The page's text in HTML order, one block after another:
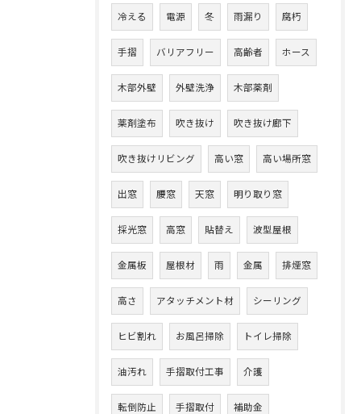
冷える 電源 冬 雨漏り 腐朽
手摺 バリアフリー 高齢者 ホース
木部外壁 外壁洗浄 木部薬剤
薬剤塗布 吹き抜け 吹き抜け廊下
吹き抜けリビング 高い窓 高い場所窓
出窓 腰窓 天窓 明り取り窓
採光窓 高窓 貼替え 波型屋根
金属板 屋根材 雨 金属 排煙窓
高さ アタッチメント材 シーリング
ヒビ割れ お風呂掃除 トイレ掃除
油汚れ 手摺取付工事 介護
転倒防止 手摺取付 補助金